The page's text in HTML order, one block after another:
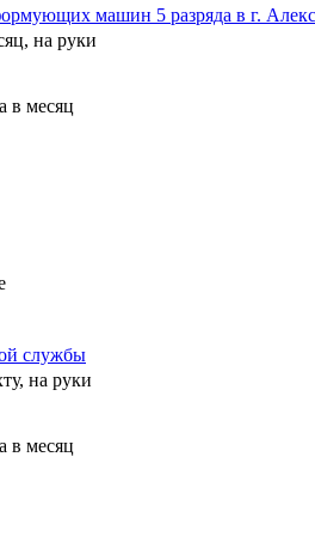
машин 5 разряда в г.
на руки
в месяц
службы
на руки
в месяц